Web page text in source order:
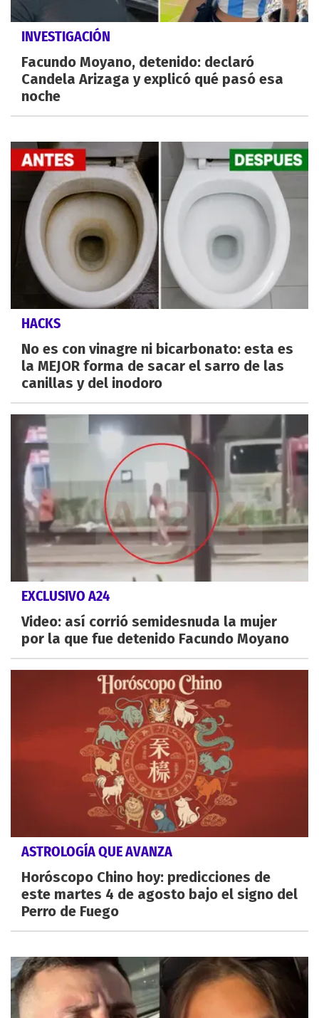
INVESTIGACIÓN
Facundo Moyano, detenido: declaró
Candela Arizaga y explicó qué pasó esa
noche
HACKS
No es con vinagre ni bicarbonato: esta es
la MEJOR forma de sacar el sarro de las
canillas y del inodoro
EXCLUSIVO A24
Video: así corrió semidesnuda la mujer
por la que fue detenido Facundo Moyano
ASTROLOGÍA QUE AVANZA
Horóscopo Chino hoy: predicciones de
este martes 4 de agosto bajo el signo del
Perro de Fuego